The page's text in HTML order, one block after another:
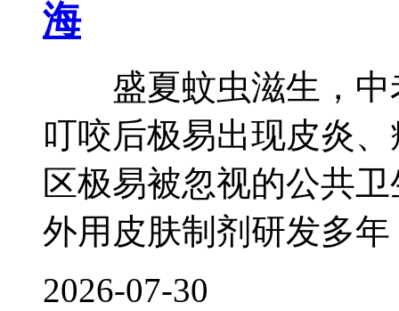
海
盛夏蚊虫滋生，中
叮咬后极易出现皮炎
区极易被忽视的公共
外用皮肤制剂研发多年
2026-07-30